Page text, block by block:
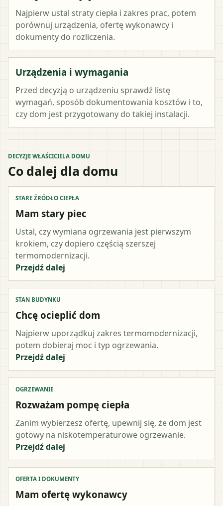
Najpierw ustal straty ciepła i zakres prac, potem
porównuj urządzenia, ofertę wykonawcy i
dokumenty do rozliczenia.
Urządzenia i wymagania
Przed decyzją o urządzeniu sprawdź listę
wymagań, sposób dokumentowania kosztów i to,
czy dom jest przygotowany do takiej instalacji.
DECYZJE WŁAŚCICIELA DOMU
Co dalej dla domu
STARE ŹRÓDŁO CIEPŁA
Mam stary piec
Ustal, czy wymiana ogrzewania jest pierwszym
krokiem, czy dopiero częścią szerszej
termomodernizacji.
Przejdź dalej
STAN BUDYNKU
Chcę ocieplić dom
Najpierw uporządkuj zakres termomodernizacji,
potem dobieraj moc i typ ogrzewania.
Przejdź dalej
OGRZEWANIE
Rozważam pompę ciepła
Zanim wybierzesz ofertę, upewnij się, że dom jest
gotowy na niskotemperaturowe ogrzewanie.
Przejdź dalej
OFERTA I DOKUMENTY
Mam ofertę wykonawcy